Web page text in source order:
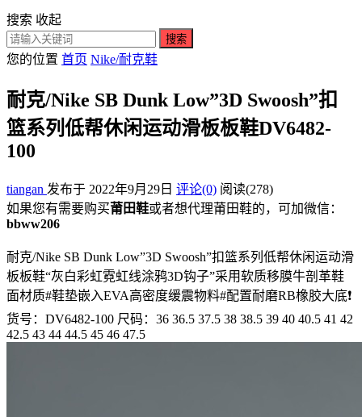
搜索 收起
搜索
您的位置 首页 Nike/耐克鞋
耐克/Nike SB Dunk Low”3D Swoosh”扣
篮系列低帮休闲运动滑板板鞋DV6482-
100
tiangan 发布于 2022年9月29日 评论(0) 阅读(278)
如果您有需要购买莆田鞋或者想代理莆田鞋的，可加微信：
bbww206
耐克/Nike SB Dunk Low”3D Swoosh”扣篮系列低帮休闲运动滑
板板鞋“灰白彩虹霓虹线涂鸦3D钩子”采用软质移膜牛剖革鞋
面材质#鞋垫嵌入EVA高密度缓震物料#配置耐磨RB橡胶大底❗
货号：DV6482-100 尺码：36 36.5 37.5 38 38.5 39 40 40.5 41 42
42.5 43 44 44.5 45 46 47.5